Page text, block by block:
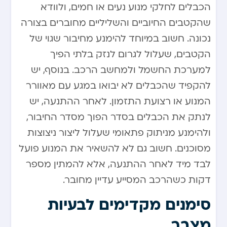
הכבלים לחלקי מנוע נעים או חמים, ולוודא
שהקטבים החיוביים והשליליים מחוברים בצורה
נכונה. חשוב במיוחד להימנע מחיבור שגוי של
הקטבים, שעלול לגרום לנזק בלתי הפיך
למערכת החשמל ולמחשב הרכב. בנוסף, יש
להקפיד שהכבלים לא יבואו במגע עם מאוורר
המנוע או רצועת התזמון. לאחר ההתנעה, יש
לנתק את הכבלים בסדר הפוך מסדר החיבור,
ולהימנע מניתוק פתאומי שעלול ליצור ניצוצות
מסוכנים. חשוב גם לא להשאיר את המנוע פועל
לבד מיד לאחר ההתנעה, אלא להמתין מספר
דקות כשהרכב המסייע עדיין מחובר.
סימנים מקדימים לבעיות